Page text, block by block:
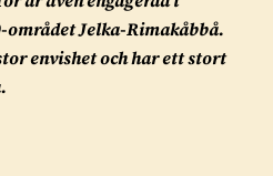
området Jelka-Rimakåbbå.
envishet och har ett stort